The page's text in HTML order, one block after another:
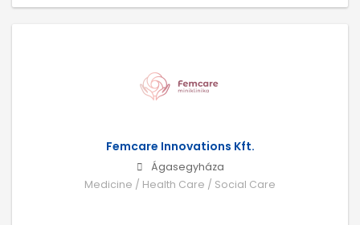
Femcare Innovations Kft.
Ágasegyháza
Medicine / Health Care / Social Care